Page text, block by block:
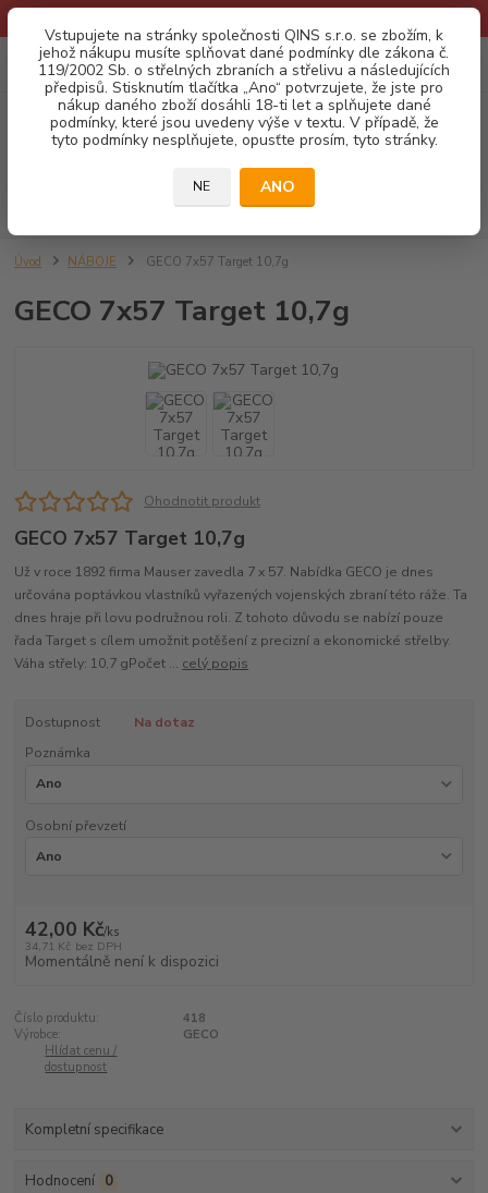
Vstupujete na stránky společnosti QINS s.r.o. se zbožím, k
jehož nákupu musíte splňovat dané podmínky dle zákona č.
119/2002 Sb. o střelných zbraních a střelivu a následujících
předpisů. Stisknutím tlačítka „Ano“ potvrzujete, že jste pro
nákup daného zboží dosáhli 18-ti let a splňujete dané
podmínky, které jsou uvedeny výše v textu. V případě, že
tyto podmínky nesplňujete, opusťte prosím, tyto stránky.
NE ANO
Menu
CZK 0
za0,00 Kč
Úvod NÁBOJE GECO 7x57 Target 10,7g
GECO 7x57 Target 10,7g
Ohodnotit produkt
GECO 7x57 Target 10,7g
Už v roce 1892 firma Mauser zavedla 7 x 57. Nabídka GECO je dnes
určována poptávkou vlastníků vyřazených vojenských zbraní této ráže. Ta
dnes hraje při lovu podružnou roli. Z tohoto důvodu se nabízí pouze
řada Target s cílem umožnit potěšení z precizní a ekonomické střelby.
Váha střely: 10,7 gPočet ... celý popis
Dostupnost
Na dotaz
Poznámka
Osobní převzetí
42,00 Kč/ks
34,71 Kč bez DPH
Momentálně není k dispozici
Číslo produktu:
418
Výrobce:
GECO
Hlídat cenu /
dostupnost
Kompletní specifikace
Hodnocení 0